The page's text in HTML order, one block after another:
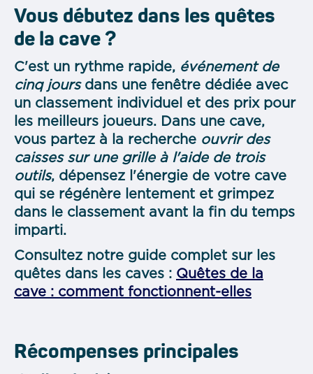
Vous débutez dans les quêtes
de la cave ?
C'est un rythme rapide, événement de
cinq joursdans une fenêtre dédiée avec
un classement individuel et des prix pour
les meilleurs joueurs. Dans une cave,
vous partez à la recherche ouvrir des
caisses sur une grille à l'aide de trois
outils, dépensez l'énergie de votre cave
qui se régénère lentement et grimpez
dans le classement avant la fin du temps
imparti.
Consultez notre guide complet sur les
quêtes dans les caves : Quêtes de la
cave : comment fonctionnent-elles
Récompenses principales